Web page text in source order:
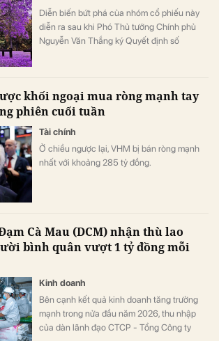
Diễn biến bứt phá của nhóm cổ phiếu này
diễn ra sau khi Phó Thủ tướng Chính phủ
Nguyễn Văn Thắng ký Quyết định số
nhà nước tại doanh nghiệp nhà nước, doanh
nghiệp có vốn nhà nước.
khối ngoại mua ròng mạnh tay
phiên cuối tuần
Tài chính
Ở chiều ngược lại, VHM bị bán ròng mạnh
nhất với khoảng 285 tỷ đồng.
Cà Mau (DCM) nhận thù lao
bình quân vượt 1 tỷ đồng mỗi
Kinh doanh
Bên cạnh kết quả kinh doanh tăng trưởng
mạnh trong nửa đầu năm 2026, thu nhập
của dàn lãnh đạo CTCP - Tổng Công ty